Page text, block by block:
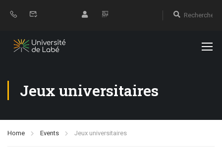
Jeux universitaires
Home Events Jeux universitaires